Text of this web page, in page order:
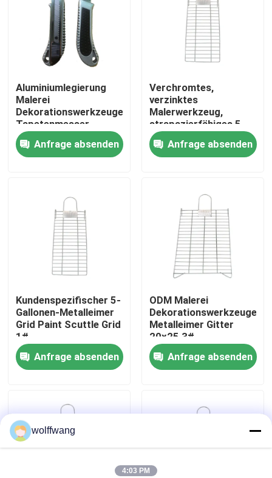
Startseite
Fabrik Tour
Qualitätskontrolle
Kontakt
Nachrichten
Hauspinsel
Synthetische Filamentbürste
Aluminiumlegierung
Malerei
Dekorationswerkzeuge
Tapetenmesser
Messer 100x18
Anfrage absenden
Verchromtes,
verzinktes
Malerwerkzeug,
strapazierfähiges 5-
Gallonen-Eimergitter
Anfrage absenden
Kundenspezifischer 5-
Gallonen-Metalleimer
Grid Paint Scuttle Grid
1#
Anfrage absenden
ODM Malerei
Dekorationswerkzeuge
Metalleimer Gitter
20x25 3#
Anfrage absenden
wolffwang
4:03 PM